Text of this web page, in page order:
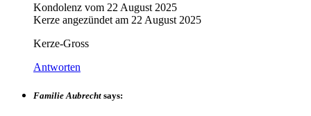
Kondolenz vom 22 August 2025
Kerze angezündet am 22 August 2025
Kerze-Gross
Antworten
Familie Aubrecht says: